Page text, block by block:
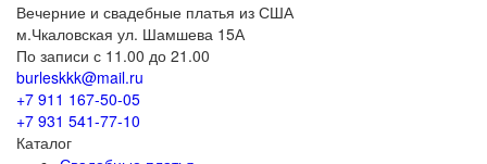
Вечерние и свадебные платья из США
м.Чкаловская ул. Шамшева 15А
По записи с 11.00 до 21.00
burleskkk@mail.ru
+7 911 167-50-05
+7 931 541-77-10
Каталог